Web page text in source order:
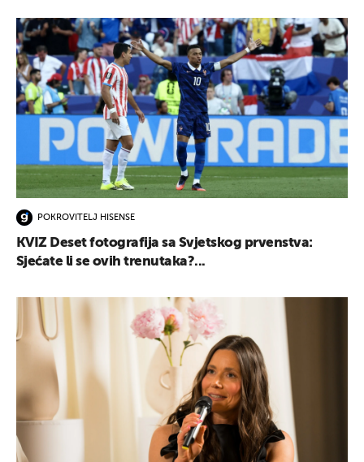
POKROVITELJ HISENSE
KVIZ Deset fotografija sa Svjetskog prvenstva:
Sjećate li se ovih trenutaka?...